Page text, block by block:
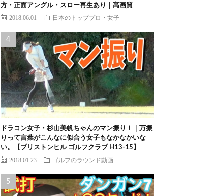
方・正面アングル・スロー再生あり｜高画質
2018.06.01 日本のトッププロ・女子
ドラコン女子・杉山美帆ちゃんのマン振り！｜万振
りって言葉がこんなに似合う女子もなかなかいな
い。【ブリストンヒル ゴルフクラブ H13-15】
2018.01.23 ゴルフのラウンド動画